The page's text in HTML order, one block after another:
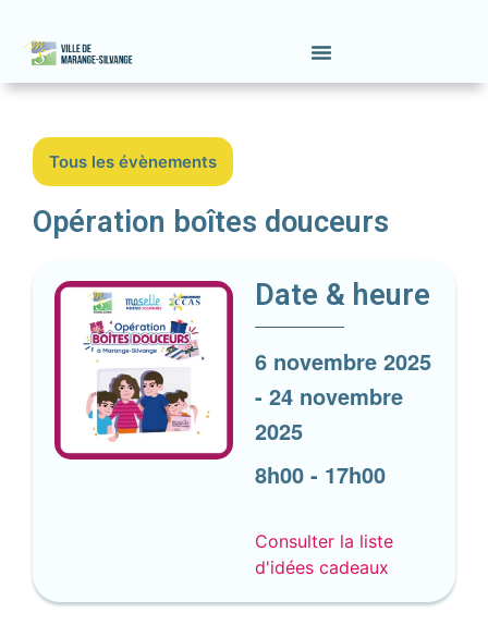
Tous les évènements
Opération boîtes douceurs
Date & heure
6 novembre 2025
- 24 novembre
2025
8h00 - 17h00
Consulter la liste
d'idées cadeaux